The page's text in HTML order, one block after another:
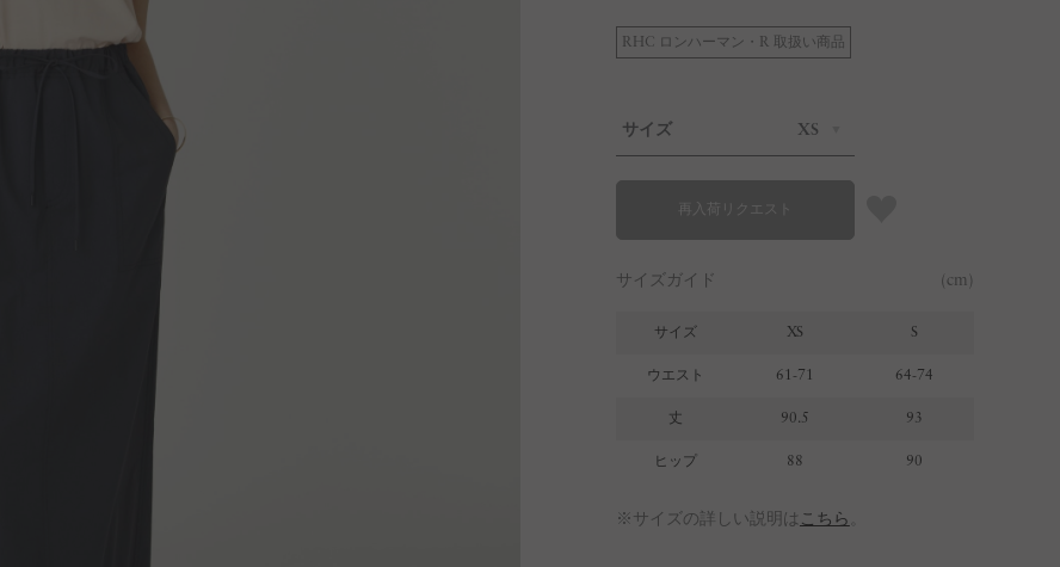
RHC ロンハーマン・R 取扱い商品
サイズ XS
再入荷リクエスト
サイズガイド (cm)
サイズ XS S
ウエスト 61-71 64-74
丈 90.5 93
ヒップ 88 90
※サイズの詳しい説明は こちら